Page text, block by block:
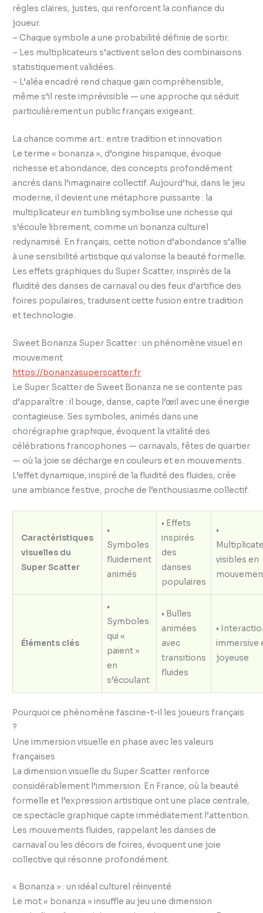
règles claires, justes, qui renforcent la confiance du
joueur.
– Chaque symbole a une probabilité définie de sortir.
– Les multiplicateurs s’activent selon des combinaisons
statistiquement validées.
– L’aléa encadré rend chaque gain compréhensible,
même s’il reste imprévisible — une approche qui séduit
particulièrement un public français exigeant.
La chance comme art : entre tradition et innovation
Le terme « bonanza », d’origine hispanique, évoque
richesse et abondance, des concepts profondément
ancrés dans l’imaginaire collectif. Aujourd’hui, dans le jeu
moderne, il devient une métaphore puissante : la
multiplicateur en tumbling symbolise une richesse qui
s’écoule librement, comme un bonanza culturel
redynamisé. En français, cette notion d’abondance s’allie
à une sensibilité artistique qui valorise la beauté formelle.
Les effets graphiques du Super Scatter, inspirés de la
fluidité des danses de carnaval ou des feux d’artifice des
foires populaires, traduisent cette fusion entre tradition
et technologie.
Sweet Bonanza Super Scatter : un phénomène visuel en
mouvement
https://bonanzasuperscatter.fr
Le Super Scatter de Sweet Bonanza ne se contente pas
d’apparaître : il bouge, danse, capte l’œil avec une énergie
contagieuse. Ses symboles, animés dans une
chorégraphie graphique, évoquent la vitalité des
célébrations francophones — carnavals, fêtes de quartier
— où la joie se décharge en couleurs et en mouvements.
L’effet dynamique, inspiré de la fluidité des fluides, crée
une ambiance festive, proche de l’enthousiasme collectif.
Caractéristiques
visuelles du
Super Scatter
•
Symboles
fluidement
animés
• Effets
inspirés
des
danses
populaires
•
visibles en
Éléments clés
•
Symboles
qui «
paient »
en
s’écoulant
• Bulles
animées
avec
transitions
fluides
•
immersive
joyeuse
Pourquoi ce phénomène fascine-t-il les joueurs français
?
Une immersion visuelle en phase avec les valeurs
françaises
La dimension visuelle du Super Scatter renforce
considérablement l’immersion. En France, où la beauté
formelle et l’expression artistique ont une place centrale,
ce spectacle graphique capte immédiatement l’attention.
Les mouvements fluides, rappelant les danses de
carnaval ou les décors de foires, évoquent une joie
collective qui résonne profondément.
« Bonanza » : un idéal culturel réinventé
Le mot « bonanza » insuffle au jeu une dimension